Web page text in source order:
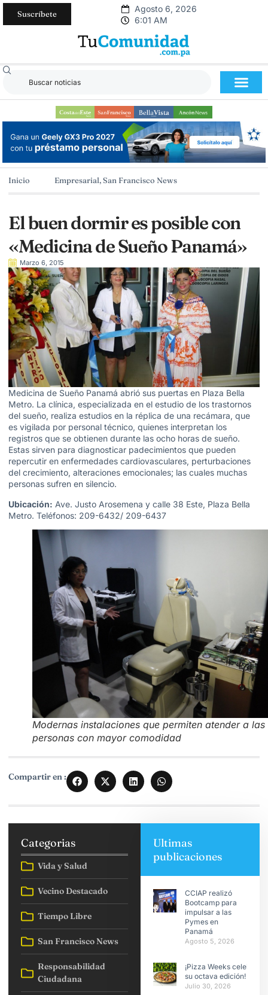
Suscríbete
Agosto 6, 2026
6:01 AM
Inicio Empresarial,San Francisco News
El buen dormir es posible con
«Medicina de Sueño Panamá»
Marzo 6, 2015
Medicina de Sueño Panamá abrió sus puertas en Plaza Bella
Metro. La clínica, especializada en el estudio de los trastornos
del sueño, realiza estudios en la réplica de una recámara, que
es vigilada por personal técnico, quienes interpretan los
registros que se obtienen durante las ocho horas de sueño.
Estas sirven para diagnosticar padecimientos que pueden
repercutir en enfermedades cardiovasculares, perturbaciones
del crecimiento, alteraciones emocionales; las cuales muchas
personas sufren en silencio.
Ubicación: Ave. Justo Arosemena y calle 38 Este, Plaza Bella
Metro. Teléfonos: 209-6432/ 209-6437
Modernas instalaciones que permiten atender a las
personas con mayor comodidad
Compartir en :
Categorias
Vida y Salud
Vecino Destacado
Tiempo Libre
San Francisco News
Responsabilidad
Ciudadana
Ultimas
publicaciones
CCIAP realizó
Bootcamp para
impulsar a las
Pymes en
Panamá
Agosto 5, 2026
¡Pizza Weeks celebra
su octava edición!
Julio 30, 2026